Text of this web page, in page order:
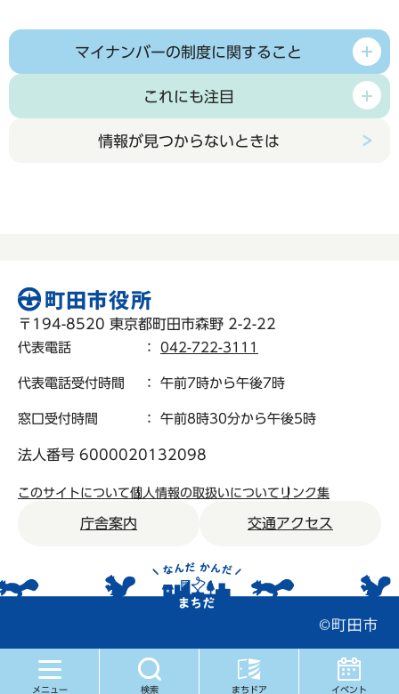
メニュー 検索 まちドア イベント
マイナンバーの制度に関すること
これにも注目
情報が見つからないときは
〒194-8520 東京都町田市森野 2-2-22
代表電話 ： 042-722-3111
代表電話受付時間 ： 午前7時から午後7時
窓口受付時間 ： 午前8時30分から午後5時
法人番号 6000020132098
このサイトについて個人情報の取扱いについて リンク集
庁舎案内 交通アクセス